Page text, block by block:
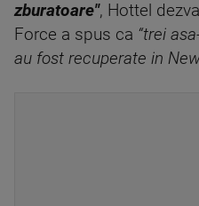
zburatoare", Hottel
Force a spus ca “trei
au fost recuperate in